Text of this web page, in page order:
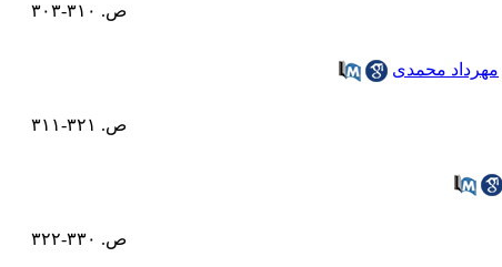
ص. ۳۱۰-۳۰۳
مهرداد محمدی
ص. ۳۲۱-۳۱۱
ص. ۳۳۰-۳۲۲